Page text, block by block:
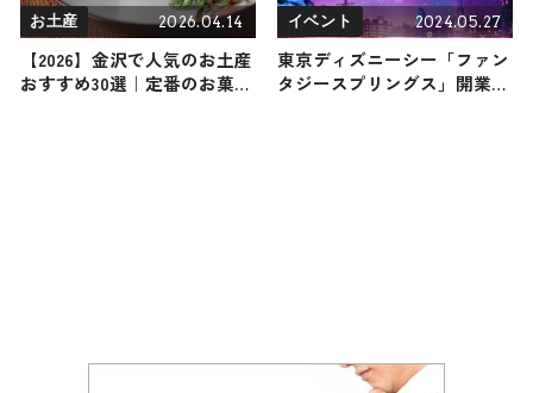
お土産 2026.04.14
【2026】金沢で人気のお土産
おすすめ30選｜定番のお菓
イベント 2024.05.27
東京ディズニーシー「ファン
タジースプリングス」開業前